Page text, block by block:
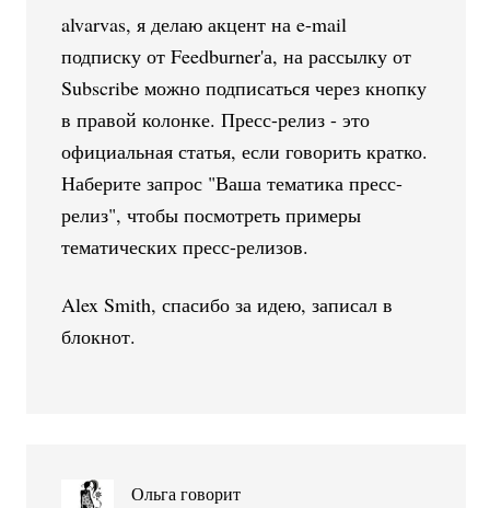
alvarvas, я делаю акцент на e-mail
подписку от Feedburner'а, на рассылку от
Subscribe можно подписаться через кнопку
в правой колонке. Пресс-релиз - это
официальная статья, если говорить кратко.
Наберите запрос "Ваша тематика пресс-
релиз", чтобы посмотреть примеры
тематических пресс-релизов.
Alex Smith, спасибо за идею, записал в
блокнот.
Ольга говорит